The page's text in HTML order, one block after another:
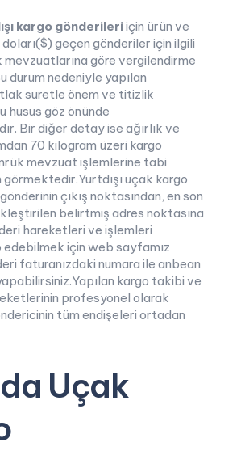
kargo gönderileriiçin ürün ve
geçen gönderiler için ilgili
mevzuatlarına göre vergilendirme
durum nedeniyle yapılan
suretle önem ve titizlik
husus göz önünde
Bir diğer detay ise ağırlık ve
70 kilogram üzeri kargo
mevzuat işlemlerine tabi
uçak kargo
çıkış noktasından, en son
belirtmiş adres noktasına
hareketleri ve işlemleri
için web sayfamız
faturanızdaki numara ile anbean
kargo takibi ve
profesyonel olarak
tüm endişeleri ortadan
Uçak